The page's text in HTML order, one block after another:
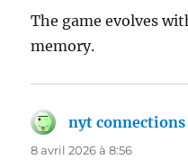
The game evolves
memory.
nyt connections
8 avril 2026 à 8:56